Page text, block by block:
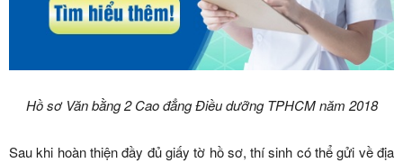
Hồ sơ Văn bằng 2 Cao đẳng Điều dưỡng TPHCM năm 2018
Sau khi hoàn thiện đầy đủ giấy tờ hồ sơ, thí sinh có thể gửi về địa